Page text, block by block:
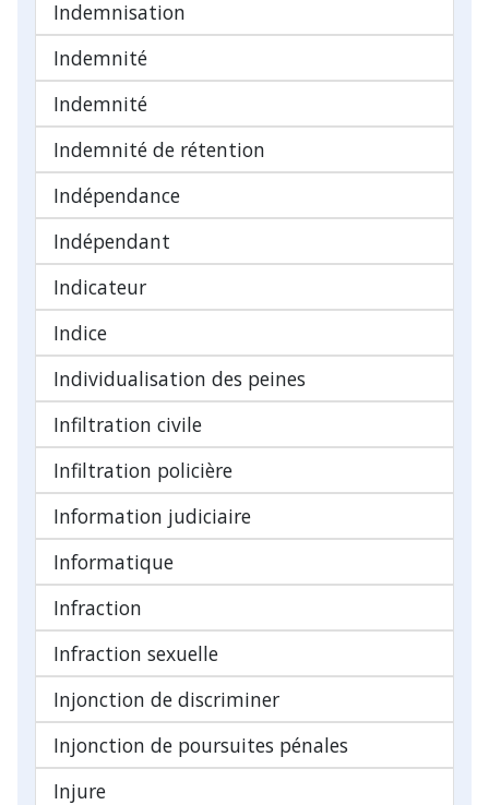
Indemnisation
Indemnité
Indemnité
Indemnité de rétention
Indépendance
Indépendant
Indicateur
Indice
Individualisation des peines
Infiltration civile
Infiltration policière
Information judiciaire
Informatique
Infraction
Infraction sexuelle
Injonction de discriminer
Injonction de poursuites pénales
Injure